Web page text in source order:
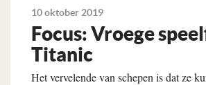
10 oktober 2019
Focus: Vroege
Titanic
Het vervelende van schepen is dat ze